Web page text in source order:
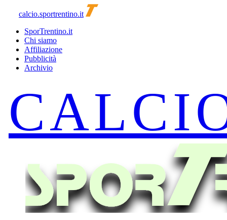
calcio.sportrentino.it
SporTrentino.it
Chi siamo
Affiliazione
Pubblicità
Archivio